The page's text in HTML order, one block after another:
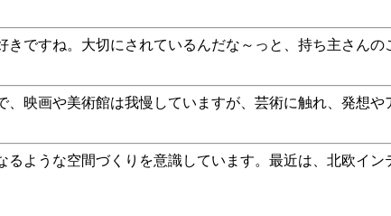
きですね。大切にされているんだな～っと、持ち主さん
映画や美術館は我慢していますが、芸術に触れ、発想
るような空間づくりを意識しています。最近は、北欧イ